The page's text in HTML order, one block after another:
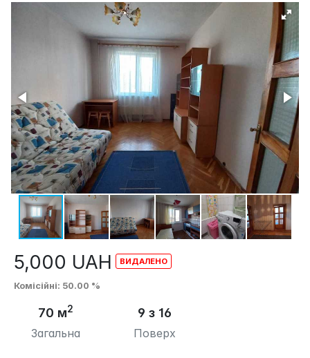
5,000 UAH
Комісійні: 50.00 %
70 м2
Загальна
9 з 16
Поверх